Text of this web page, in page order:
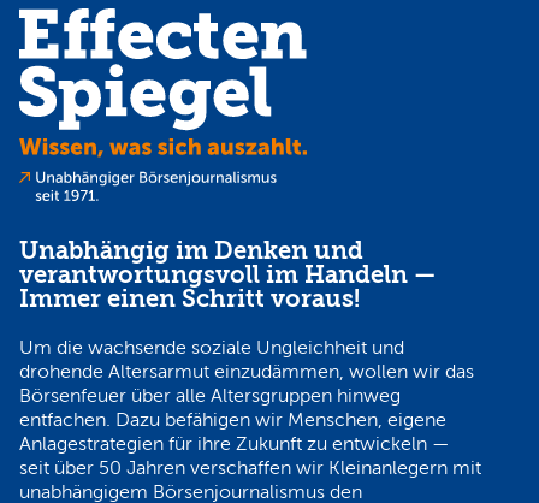
Unabhängig im Denken und
verantwortungsvoll im Handeln —
Immer einen Schritt voraus!
Um die wachsende soziale Ungleichheit und
drohende Altersarmut einzudämmen, wollen wir das
Börsenfeuer über alle Altersgruppen hinweg
entfachen. Dazu befähigen wir Menschen, eigene
Anlagestrategien für ihre Zukunft zu entwickeln —
seit über 50 Jahren verschaffen wir Kleinanlegern mit
unabhängigem Börsenjournalismus den